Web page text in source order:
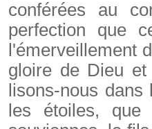
conférées au
perfection que
l'émerveillement
gloire de Dieu
lisons-nous dans
les étoiles,